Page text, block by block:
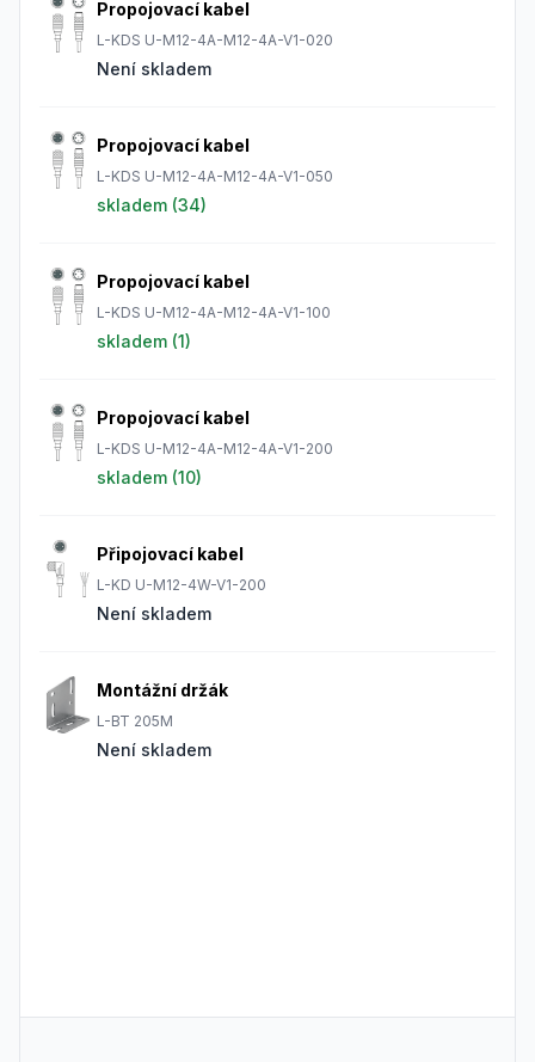
Propojovací kabel
L-KDS U-M12-4A-M12-4A-V1-020
Není skladem
Propojovací kabel
L-KDS U-M12-4A-M12-4A-V1-050
skladem (34)
Propojovací kabel
L-KDS U-M12-4A-M12-4A-V1-100
skladem (1)
Propojovací kabel
L-KDS U-M12-4A-M12-4A-V1-200
skladem (10)
Připojovací kabel
L-KD U-M12-4W-V1-200
Není skladem
Montážní držák
L-BT 205M
Není skladem